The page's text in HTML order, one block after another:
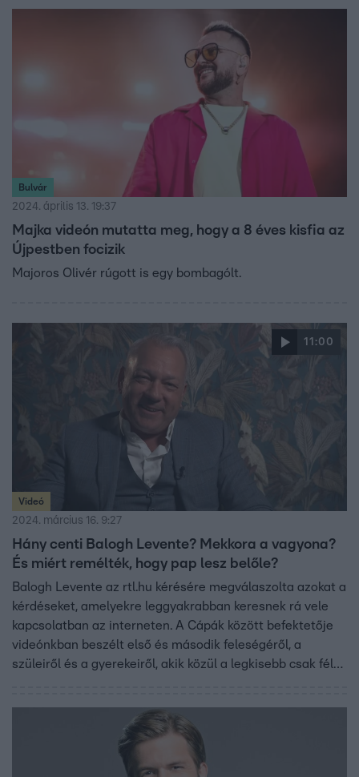
megértés kulcsfontosságúak az új élethelyzetben.
Bulvár
2024. április 13. 19:37
Majka videón mutatta meg, hogy a 8 éves kisfia az
Újpestben focizik
Majoros Olivér rúgott is egy bombagólt.
11:00
Videó
2024. március 16. 9:27
Hány centi Balogh Levente? Mekkora a vagyona?
És miért remélték, hogy pap lesz belőle?
Balogh Levente az rtl.hu kérésére megválaszolta azokat a
kérdéseket, amelyekre leggyakrabban keresnek rá vele
kapcsolatban az interneten. A Cápák között befektetője
videónkban beszélt első és második feleségéről, a
szüleiről és a gyerekeiről, akik közül a legkisebb csak fél
érzés volt három lány után fiús apukává válni, mesélt az
iskoláiról, a vagyonáról, a vállalkozásairól és az autóiról,
és hogy miért reménykedtek abban a nagyszülei, hogy a